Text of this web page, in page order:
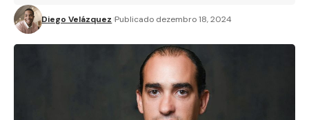
Diego Velázquez Publicado dezembro 18, 2024